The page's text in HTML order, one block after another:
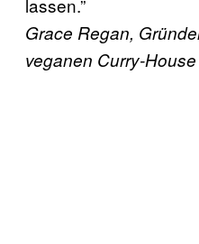
Grace Regan,
veganen Curry-House